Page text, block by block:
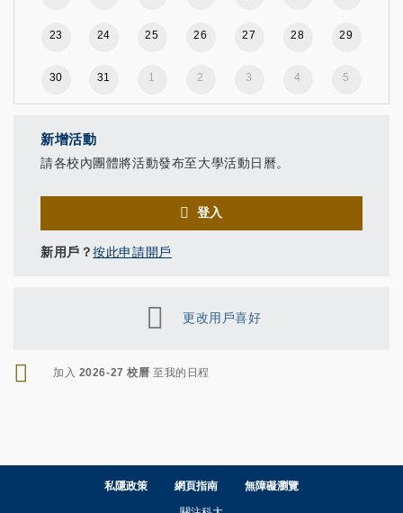
23 24 25 26 27 28 29
30 31 1 2 3 4 5
新增活動
請各校內團體將活動發布至大學活動日曆。
登入
新用戶？按此申請開戶
更改用戶喜好
RSS
加入 2026-27 校曆 至我的日程
私隱政策 網頁指南 無障礙瀏覽